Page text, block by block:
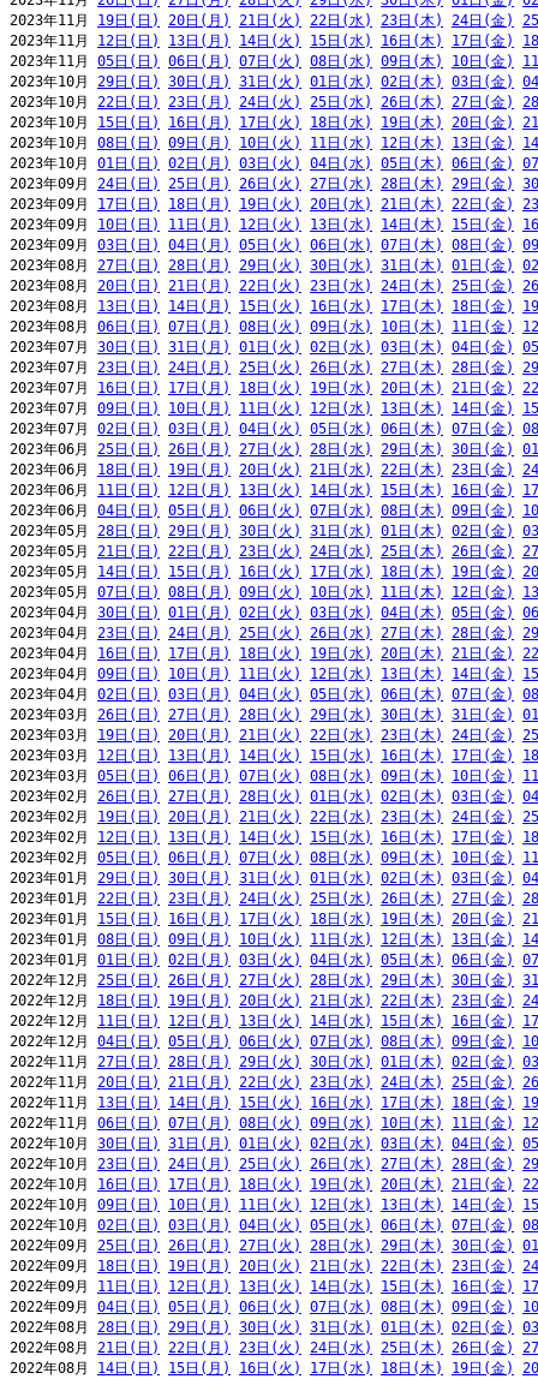
2023年11月 19日(日) 20日(月) 21日(火) 22日(水) 23日(木) 24日(金)
2023年11月 12日(日) 13日(月) 14日(火) 15日(水) 16日(木) 17日(金)
2023年11月 05日(日) 06日(月) 07日(火) 08日(水) 09日(木) 10日(金)
2023年10月 29日(日) 30日(月) 31日(火) 01日(水) 02日(木) 03日(金)
2023年10月 22日(日) 23日(月) 24日(火) 25日(水) 26日(木) 27日(金)
2023年10月 15日(日) 16日(月) 17日(火) 18日(水) 19日(木) 20日(金)
2023年10月 08日(日) 09日(月) 10日(火) 11日(水) 12日(木) 13日(金)
2023年10月 01日(日) 02日(月) 03日(火) 04日(水) 05日(木) 06日(金)
2023年09月 24日(日) 25日(月) 26日(火) 27日(水) 28日(木) 29日(金)
2023年09月 17日(日) 18日(月) 19日(火) 20日(水) 21日(木) 22日(金)
2023年09月 10日(日) 11日(月) 12日(火) 13日(水) 14日(木) 15日(金)
2023年09月 03日(日) 04日(月) 05日(火) 06日(水) 07日(木) 08日(金)
2023年08月 27日(日) 28日(月) 29日(火) 30日(水) 31日(木) 01日(金)
2023年08月 20日(日) 21日(月) 22日(火) 23日(水) 24日(木) 25日(金)
2023年08月 13日(日) 14日(月) 15日(火) 16日(水) 17日(木) 18日(金)
2023年08月 06日(日) 07日(月) 08日(火) 09日(水) 10日(木) 11日(金)
2023年07月 30日(日) 31日(月) 01日(火) 02日(水) 03日(木) 04日(金)
2023年07月 23日(日) 24日(月) 25日(火) 26日(水) 27日(木) 28日(金)
2023年07月 16日(日) 17日(月) 18日(火) 19日(水) 20日(木) 21日(金)
2023年07月 09日(日) 10日(月) 11日(火) 12日(水) 13日(木) 14日(金)
2023年07月 02日(日) 03日(月) 04日(火) 05日(水) 06日(木) 07日(金)
2023年06月 25日(日) 26日(月) 27日(火) 28日(水) 29日(木) 30日(金)
2023年06月 18日(日) 19日(月) 20日(火) 21日(水) 22日(木) 23日(金)
2023年06月 11日(日) 12日(月) 13日(火) 14日(水) 15日(木) 16日(金)
2023年06月 04日(日) 05日(月) 06日(火) 07日(水) 08日(木) 09日(金)
2023年05月 28日(日) 29日(月) 30日(火) 31日(水) 01日(木) 02日(金)
2023年05月 21日(日) 22日(月) 23日(火) 24日(水) 25日(木) 26日(金)
2023年05月 14日(日) 15日(月) 16日(火) 17日(水) 18日(木) 19日(金)
2023年05月 07日(日) 08日(月) 09日(火) 10日(水) 11日(木) 12日(金)
2023年04月 30日(日) 01日(月) 02日(火) 03日(水) 04日(木) 05日(金)
2023年04月 23日(日) 24日(月) 25日(火) 26日(水) 27日(木) 28日(金)
2023年04月 16日(日) 17日(月) 18日(火) 19日(水) 20日(木) 21日(金)
2023年04月 09日(日) 10日(月) 11日(火) 12日(水) 13日(木) 14日(金)
2023年04月 02日(日) 03日(月) 04日(火) 05日(水) 06日(木) 07日(金)
2023年03月 26日(日) 27日(月) 28日(火) 29日(水) 30日(木) 31日(金)
2023年03月 19日(日) 20日(月) 21日(火) 22日(水) 23日(木) 24日(金)
2023年03月 12日(日) 13日(月) 14日(火) 15日(水) 16日(木) 17日(金)
2023年03月 05日(日) 06日(月) 07日(火) 08日(水) 09日(木) 10日(金)
2023年02月 26日(日) 27日(月) 28日(火) 01日(水) 02日(木) 03日(金)
2023年02月 19日(日) 20日(月) 21日(火) 22日(水) 23日(木) 24日(金)
2023年02月 12日(日) 13日(月) 14日(火) 15日(水) 16日(木) 17日(金)
2023年02月 05日(日) 06日(月) 07日(火) 08日(水) 09日(木) 10日(金)
2023年01月 29日(日) 30日(月) 31日(火) 01日(水) 02日(木) 03日(金)
2023年01月 22日(日) 23日(月) 24日(火) 25日(水) 26日(木) 27日(金)
2023年01月 15日(日) 16日(月) 17日(火) 18日(水) 19日(木) 20日(金)
2023年01月 08日(日) 09日(月) 10日(火) 11日(水) 12日(木) 13日(金)
2023年01月 01日(日) 02日(月) 03日(火) 04日(水) 05日(木) 06日(金)
2022年12月 25日(日) 26日(月) 27日(火) 28日(水) 29日(木) 30日(金)
2022年12月 18日(日) 19日(月) 20日(火) 21日(水) 22日(木) 23日(金)
2022年12月 11日(日) 12日(月) 13日(火) 14日(水) 15日(木) 16日(金)
2022年12月 04日(日) 05日(月) 06日(火) 07日(水) 08日(木) 09日(金)
2022年11月 27日(日) 28日(月) 29日(火) 30日(水) 01日(木) 02日(金)
2022年11月 20日(日) 21日(月) 22日(火) 23日(水) 24日(木) 25日(金)
2022年11月 13日(日) 14日(月) 15日(火) 16日(水) 17日(木) 18日(金)
2022年11月 06日(日) 07日(月) 08日(火) 09日(水) 10日(木) 11日(金)
2022年10月 30日(日) 31日(月) 01日(火) 02日(水) 03日(木) 04日(金)
2022年10月 23日(日) 24日(月) 25日(火) 26日(水) 27日(木) 28日(金)
2022年10月 16日(日) 17日(月) 18日(火) 19日(水) 20日(木) 21日(金)
2022年10月 09日(日) 10日(月) 11日(火) 12日(水) 13日(木) 14日(金)
2022年10月 02日(日) 03日(月) 04日(火) 05日(水) 06日(木) 07日(金)
2022年09月 25日(日) 26日(月) 27日(火) 28日(水) 29日(木) 30日(金)
2022年09月 18日(日) 19日(月) 20日(火) 21日(水) 22日(木) 23日(金)
2022年09月 11日(日) 12日(月) 13日(火) 14日(水) 15日(木) 16日(金)
2022年09月 04日(日) 05日(月) 06日(火) 07日(水) 08日(木) 09日(金)
2022年08月 28日(日) 29日(月) 30日(火) 31日(水) 01日(木) 02日(金)
2022年08月 21日(日) 22日(月) 23日(火) 24日(水) 25日(木) 26日(金)
2022年08月 14日(日) 15日(月) 16日(火) 17日(水) 18日(木) 19日(金)